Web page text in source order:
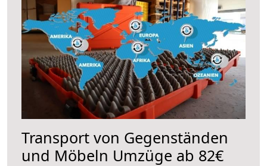
Transport von Gegenständen
und Möbeln Umzüge ab 82€